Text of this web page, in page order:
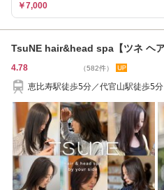
￥7,000
TsuNE hair&head spa【ツネ ヘア
4.78 （582件）
恵比寿駅徒歩5分／代官山駅徒歩5分